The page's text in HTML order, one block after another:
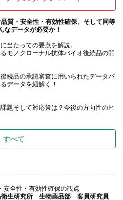
質・安全性・有効性確保、そして同等
なデータが必要か！
当たっての要点を解説。
モノクローナル抗体バイオ後続品の開
続品の承認審査に用いられたデータパ
データを紐解く！
題そして対応策は？今後の方向性のヒ
すべて
全性・有効性確保の観点
生研究所 生物薬品部 客員研究員